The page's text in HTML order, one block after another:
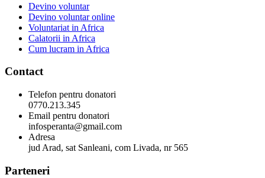
Devino voluntar
Devino voluntar online
Voluntariat in Africa
Calatorii in Africa
Cum lucram in Africa
Contact
Telefon pentru donatori
0770.213.345
Email pentru donatori
infosperanta@gmail.com
Adresa
jud Arad, sat Sanleani, com Livada, nr 565
Parteneri